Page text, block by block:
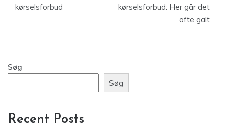
kørselsforbud
kørselsforbud: Her går det
ofte galt
Søg
Søg
Recent Posts